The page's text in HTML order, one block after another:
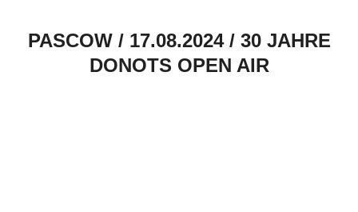
PASCOW / 17.08.2024 / 30 JAHRE
DONOTS OPEN AIR